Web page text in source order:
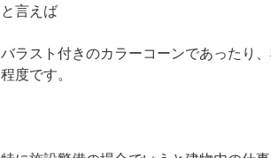
と言えば
バラスト付きのカラーコーンであったり
程度です。